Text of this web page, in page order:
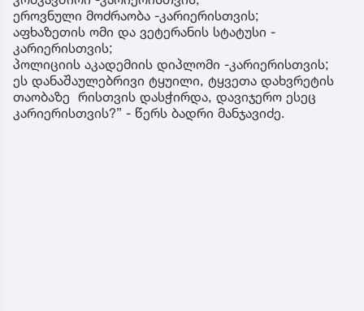
ეროვნული მოძრაობა -კარიერისთვის;
აფხაზეთის ომი და ვეტერანის სტატუსი -
კარიერისთვის;
პოლიციის აკადემიის დიპლომი -კარიერისთვის;
ეს დანაშაულებრივი ტყუილი, ტყვეთა დახვრეტის
თაობაზე რისთვის დასჭირდა, დავიჯერო ესეც
კარიერისთვის?” - წერს ბადრი მანჯავიძე.